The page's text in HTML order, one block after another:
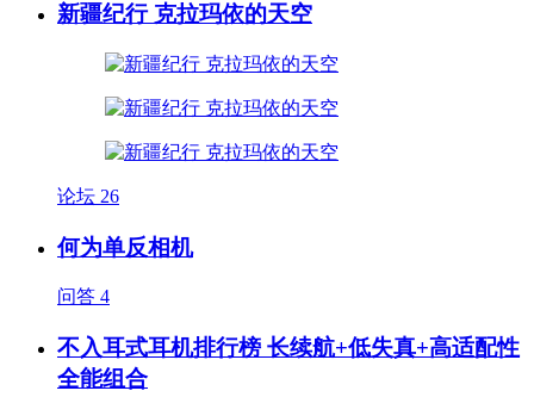
新疆纪行 克拉玛依的天空
论坛 26
何为单反相机
问答 4
不入耳式耳机排行榜 长续航+低失真+高适配性
全能组合